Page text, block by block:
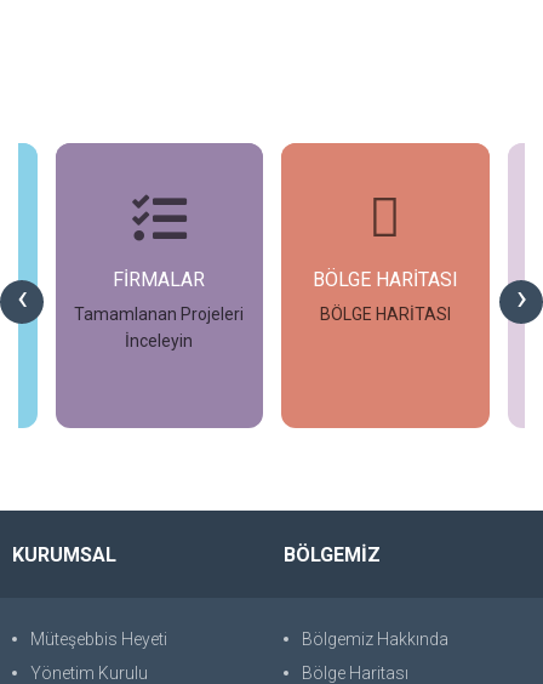
‹ ›
FİRMALAR
Tamamlanan Projeleri
İnceleyin
BÖLGE HARİTASI
BÖLGE HARİTASI
KURUMSAL
Müteşebbis Heyeti
Yönetim Kurulu
BÖLGEMİZ
Bölgemiz Hakkında
Bölge Haritası